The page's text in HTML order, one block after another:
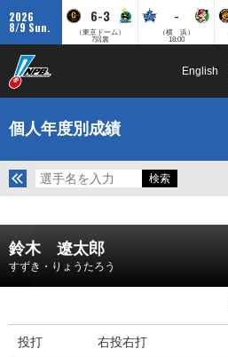
2026
8/9 Sun.
6-3
（東京ドーム）
7回裏
-
（横 浜）
18:00
English
個人年度別成績
鈴木 遼太郎
すずき・りょうたろう
投打 右投右打